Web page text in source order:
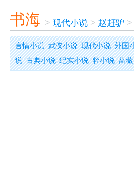
书海 > 现代小说 > 赵赶驴 >
言情小说 武侠小说 现代小说 外国
说 古典小说 纪实小说 轻小说 蔷